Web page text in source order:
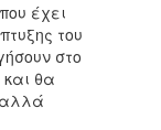
έχει
του
στο
και θα
αλλά